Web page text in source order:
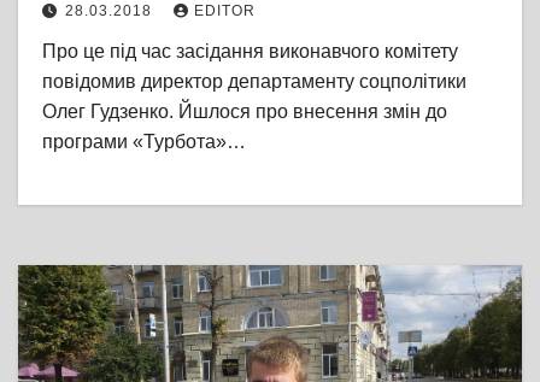
28.03.2018 EDITOR
Про це під час засідання виконавчого комітету
повідомив директор департаменту соцполітики
Олег Гудзенко. Йшлося про внесення змін до
програми «Турбота»…